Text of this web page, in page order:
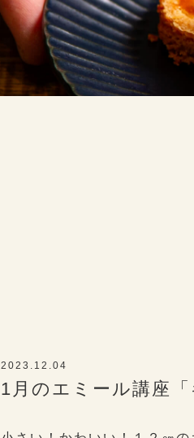
2023.12.04
1月のエミール講座